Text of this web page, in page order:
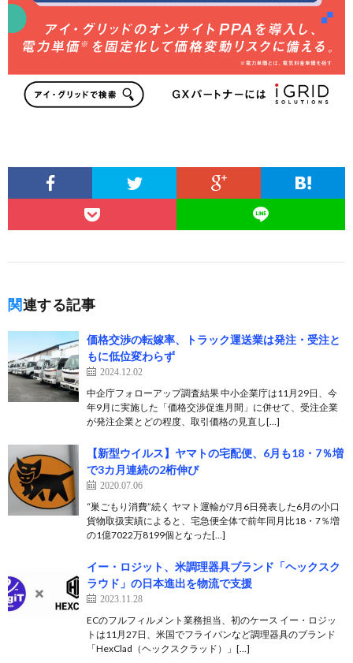
関連する記事
価格交渉の転嫁率、トラック運送業は発注・受注と
もに低位変わらず
2024.12.02
中企庁フォローアップ調査結果 中小企業庁は11月29日、今
年9月に実施した「価格交渉促進月間」に併せて、受注企業
が発注企業とどの程度、取引価格の見直し[…]
【新型ウイルス】ヤマトの宅配便、6月も18・7％増
で3カ月連続の2桁伸び
2020.07.06
“巣ごもり消費”続く ヤマト運輸が7月6日発表した6月の小口
貨物取扱実績によると、宅急便全体で前年同月比18・7％増
の1億7022万8199個となった[…]
イー・ロジット、米調理器具ブランド「ヘックスク
ラウド」の日本進出を物流で支援
2023.11.28
ECのフルフィルメント業務担当、初のケース イー・ロジッ
トは11月27日、米国でフライパンなど調理器具のブランド
「HexClad（ヘックスクラッド）」[…]